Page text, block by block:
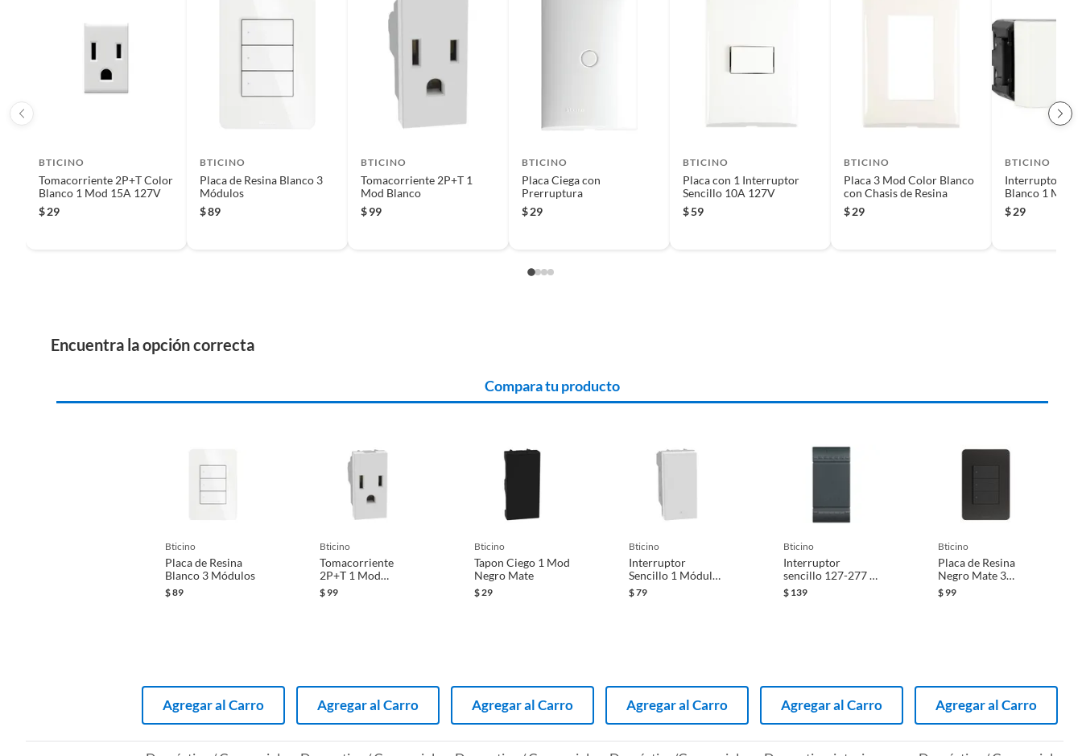
Doméstico/Comercial
Reembolso de dinero
Iniciaremos el reembolso de tu dinero cuando recibamos el producto.
BTICINO
Tomacorriente 2P+T Color
Blanco 1 Mod 15A 127V
$29
BTICINO
Placa de Resina Blanco 3
Módulos
$89
BTICINO
Tomacorriente 2P+T 1
Mod Blanco
$99
BTICINO
Placa Ciega con
Prerruptura
$29
BTICINO
Placa con 1 Interruptor
Sencillo 10A 127V
$59
BTICINO
Placa 3 Mod Color Blanco
con Chasis de Resina
$29
BTICINO
Interruptor
Blanco 1 Mod
$29
Encuentra la opción correcta
Compara tu producto
bticino
Placa de Resina
Blanco 3 Módulos
$89
Agregar al Carro
bticino
Tomacorriente
2P+T 1 Mod
Blanco
$99
Agregar al Carro
bticino
Tapon Ciego 1 Mod
Negro Mate
$ 29
Agregar al Carro
bticino
Interruptor
Sencillo 1 Módulo,
Blanco
$79
Agregar al Carro
bticino
Interruptor
sencillo 127-277 V
negro
$ 139
Agregar al Carro
bticino
Placa de Resina
Negro Mate 3
Módulos
$99
Agregar al Carro